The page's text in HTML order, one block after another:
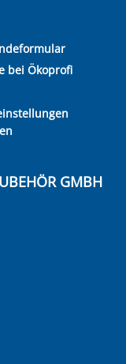
bei Ökoprofi
GMBH